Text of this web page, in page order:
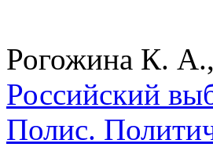
Рогожина К. А.,
Российский
Полис.